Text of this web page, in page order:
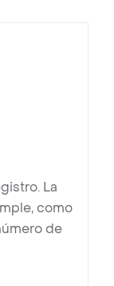
La
como
de